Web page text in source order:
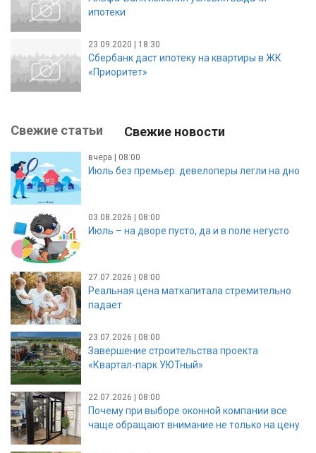
ипотеки
23.09.2020 | 18:30
Сбербанк даст ипотеку на квартиры в ЖК
«Приоритет»
Свежие статьи Свежие новости
вчера | 08:00
Июль без премьер: девелоперы легли на дно
03.08.2026 | 08:00
Июль – на дворе пусто, да и в поле негусто
27.07.2026 | 08:00
Реальная цена маткапитала стремительно
падает
23.07.2026 | 08:00
Завершение строительства проекта
«Квартал-парк УЮТный»
22.07.2026 | 08:00
Почему при выборе оконной компании все
чаще обращают внимание не только на цену